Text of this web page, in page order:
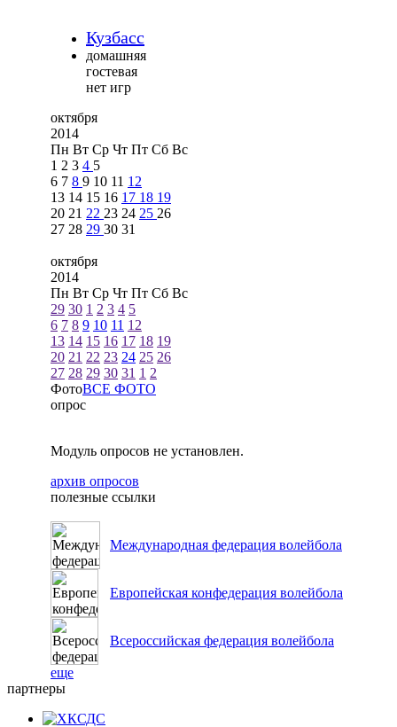
Кузбасс
домашняя
гостевая
нет игр
октября
2014
Пн Вт Ср Чт Пт Сб Вс
1 2 3 4 5
6 7 8 9 10 11 12
13 14 15 16 17 18 19
20 21 22 23 24 25 26
27 28 29 30 31
октября
2014
Пн Вт Ср Чт Пт Сб Вс
29 30 1 2 3 4 5
6 7 8 9 10 11 12
13 14 15 16 17 18 19
20 21 22 23 24 25 26
27 28 29 30 31 1 2
ФотоВСЕ ФОТО
опрос
Модуль опросов не установлен.
архив опросов
полезные ссылки
Международная федерация волейбола
Европейская конфедерация волейбола
Всероссийская федерация волейбола
еще
партнеры